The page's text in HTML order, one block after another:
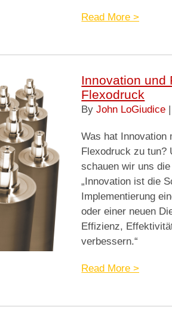
Read More >
Innovation und
Flexodruck
ByJohn LoGiudice
Was hat Innovation
Flexodruck zu tun?
schauen wir uns
„Innovation ist die
Implementierung
oder einer neuen
Effizienz,
verbessern.“
Read More >